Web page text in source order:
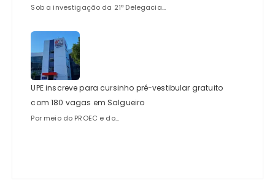
Sob a investigação da 21ª Delegacia...
UPE inscreve para cursinho pré-vestibular gratuito
com 180 vagas em Salgueiro
Por meio do PROEC e do...